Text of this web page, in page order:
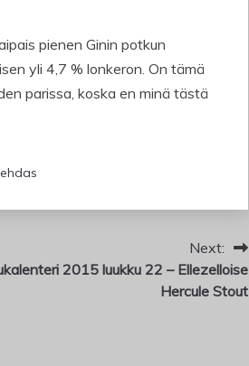
pienen Ginin potkun
yli 4,7 % lonkeron. On tämä
parissa, koska en minä tästä
Next:
2015 luukku 22 – Ellezelloise
Hercule Stout